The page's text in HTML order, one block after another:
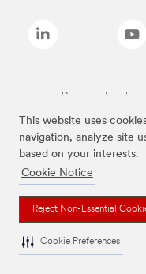
This website uses
navigation, analyze site
based on your interests.
Cookie Notice
Reject Non-Essential
Cookie Preferences
De bovenstaande